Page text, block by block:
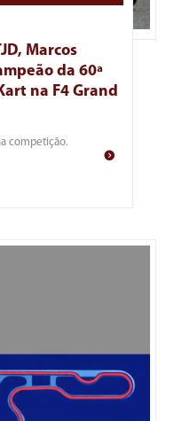
Marcos
da 60ª
na F4 Grand
competição.